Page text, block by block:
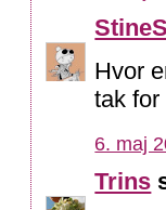
Hvor
tak
6. maj
Trins